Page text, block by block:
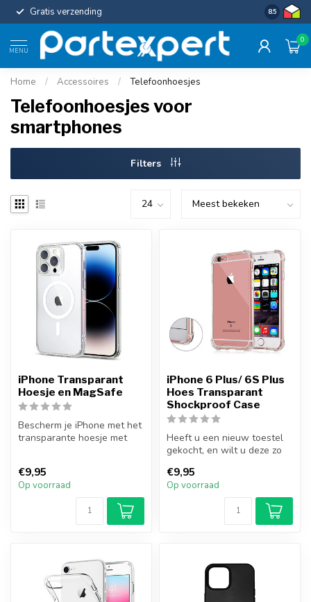
Gratis verzending Uniforme
8.5
MENU
0
Home / Accessoires / Telefoonhoesjes
Telefoonhoesjes voor
smartphones
Filters
iPhone Transparant
Hoesje en MagSafe
Bescherm je iPhone met het
transparante hoesje met
€9,95
Op voorraad
iPhone 6 Plus/ 6S Plus
Hoes Transparant
Shockproof Case
Heeft u een nieuw toestel
gekocht, en wilt u deze zo
M...
€9,95
Op voorraad